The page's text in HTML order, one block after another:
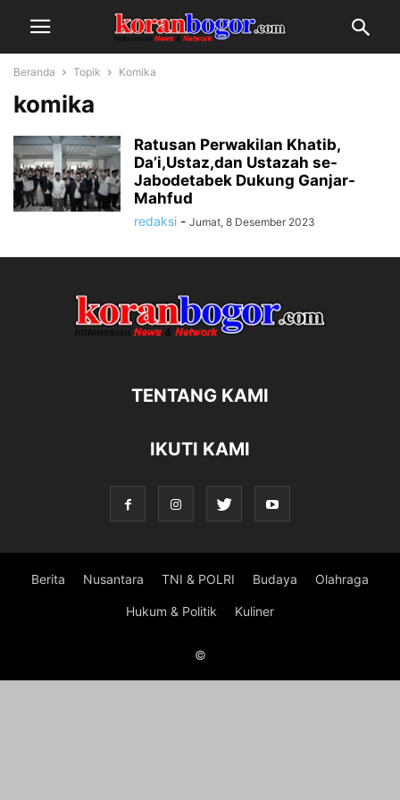
Beranda Topik Komika
komika
Ratusan Perwakilan Khatib,
Da’i,Ustaz,dan Ustazah se-
Jabodetabek Dukung Ganjar-
Mahfud
redaksi - Jumat, 8 Desember 2023
TENTANG KAMI
IKUTI KAMI
Berita Nusantara TNI & POLRI Budaya Olahraga
Hukum & Politik Kuliner
©